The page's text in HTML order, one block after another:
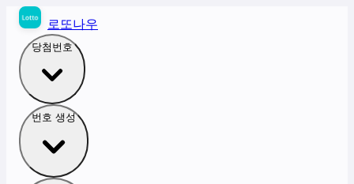
로또나우
당첨번호
번호 생성